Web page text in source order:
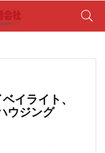
イライト、
ウジング